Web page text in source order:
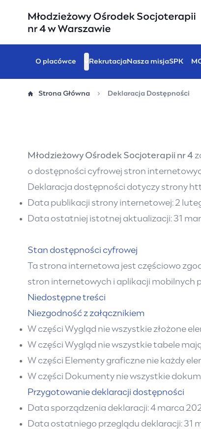
O placówce RekrutacjaNasza misjaSPK
Strona Główna Deklaracja Dostępności
Młodzieżowy Ośrodek Socjoterapii nr 4
o dostępności cyfrowej stron
Deklaracja dostępności dotyczy strony
Data publikacji strony internetowej: 2
Data ostatniej istotnej aktualizacji: 31
Stan dostępności cyfrowej
Ta strona internetowa jest częściowo
stron internetowych i aplikacji mobilnych
Niedostępne treści
Niezgodność z załącznikiem
W części Wygląd nie wszystkie złożone
W części Wygląd nie wszystkie tabele
W części Elementy graficzne nie każdy
W części Dokumenty nie wszystkie
Przygotowanie deklaracji dostępności
Data sporządzenia deklaracji: 4 marca
Data ostatniego przeglądu deklaracji: 31